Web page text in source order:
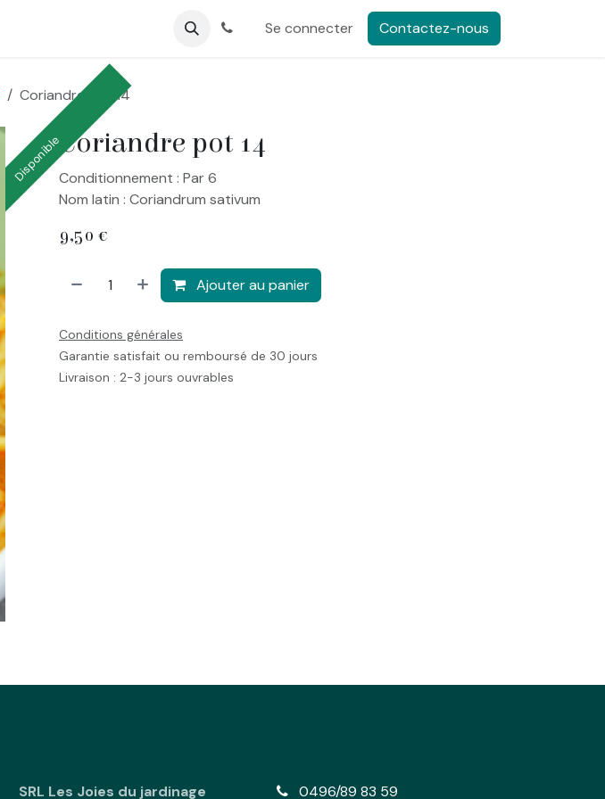
Se connecter Contactez-nous
Coriandre pot 14
Coriandre pot 14
DisponibleConditionnement : Par 6
Nom latin : Coriandrum sativum
9,50 €
Ajouter au panier
Conditions générales
Garantie satisfait ou remboursé de 30 jours
Livraison : 2-3 jours ouvrables
SRL Les Joies du jardinage 0496/89 83 59